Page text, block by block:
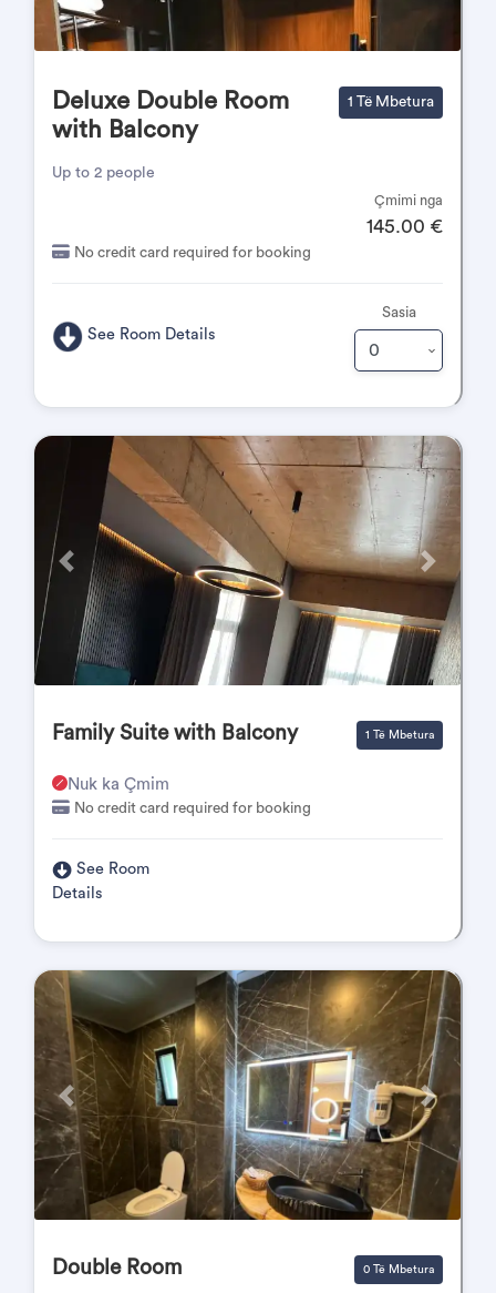
Deluxe Double Room
with Balcony
1 Të Mbetura
Up to 2 people
Çmimi nga
145.00 €
No credit card required for booking
See Room Details
Sasia
Përpara Pas
Family Suite with Balcony 1 Të Mbetura
Nuk ka Çmim
No credit card required for booking
See Room
Details
Përpara Pas
Double Room 0 Të Mbetura